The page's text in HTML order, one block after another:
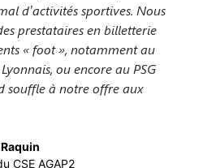
d’activités sportives. Nous
prestataires en billetterie
« foot », notamment au
ou encore au PSG
souffle à notre offre aux
CSE AGAP2